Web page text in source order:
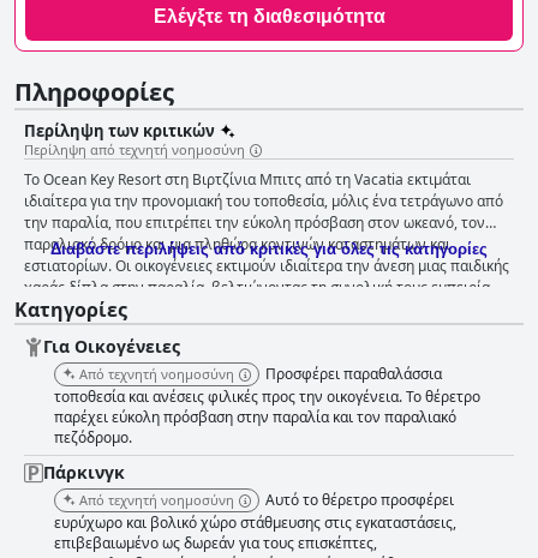
Ελέγξτε τη διαθεσιμότητα
Πληροφορίες
Περίληψη των κριτικών
Περίληψη από τεχνητή νοημοσύνη
Το Ocean Key Resort στη Βιρτζίνια Μπιτς από τη Vacatia εκτιμάται
ιδιαίτερα για την προνομιακή του τοποθεσία, μόλις ένα τετράγωνο από
την παραλία, που επιτρέπει την εύκολη πρόσβαση στον ωκεανό, τον
παραλιακό δρόμο και μια πληθώρα κοντινών καταστημάτων και
εστιατορίων. Οι οικογένειες εκτιμούν ιδιαίτερα την άνεση μιας παιδικής
χαράς δίπλα στην παραλία, βελτιώνοντας τη συνολική τους εμπειρία
στην παραλία. Το θέρετρο διαθέτει ευρύχωρα και γενικά καλά
συντηρημένα δωμάτια που παρέχουν άφθονο χώρο για φαγητό και
χαλάρωση. Πολλοί εκτιμούν τις σουίτες με δύο υπνοδωμάτια, οι οποίες
είναι ιδανικές για οικογένειες και την πρόσθετη άνεση των πλήρως
εξοπλισμένων κουζινών. Παρόλο που η διακόσμηση είναι κάπως
ξεπερασμένη και ορισμένα δωμάτια χρειάζονται ανανέωση, το κατάλυμα
παραμένει σε μεγάλο βαθμό άνετο και φιλόξενο. Σημαντικός έπαινος
δίνεται στο προσωπικό, που φημίζεται για τη φιλικότητα και την
εξυπηρετικότητά του, δημιουργώντας μια φιλόξενη ατμόσφαιρα από το
check-in έως το check-out. Η καθαριότητα, ωστόσο, φαίνεται να είναι
ασυνεπής. Ενώ οι κοινόχρηστοι χώροι και τα λόμπι είναι καλά
συντηρημένοι, υπάρχουν επαναλαμβανόμενα προβλήματα που
Διαβάστε περιλήψεις από κριτικές για όλες τις κατηγορίες
Κατηγορίες
Για Οικογένειες
Από τεχνητή νοημοσύνη
Προσφέρει παραθαλάσσια
τοποθεσία και ανέσεις φιλικές προς την οικογένεια. Το θέρετρο
παρέχει εύκολη πρόσβαση στην παραλία και τον παραλιακό
πεζόδρομο.
Πάρκινγκ
Από τεχνητή νοημοσύνη
Αυτό το θέρετρο προσφέρει
ευρύχωρο και βολικό χώρο στάθμευσης στις εγκαταστάσεις,
επιβεβαιωμένο ως δωρεάν για τους επισκέπτες,